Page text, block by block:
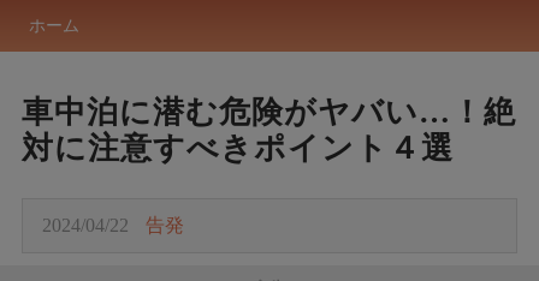
ホーム
車中泊に潜む危険がヤバい…！絶
対に注意すべきポイント４選
2024/04/22 告発